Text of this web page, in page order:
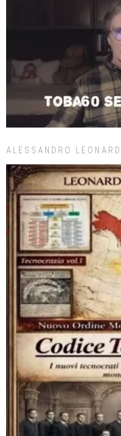
ALESSANDRO LEONARDI